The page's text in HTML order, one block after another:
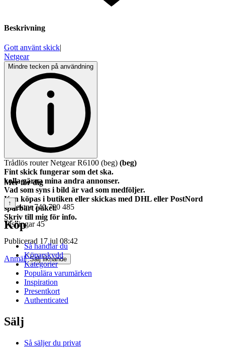
Beskrivning
Gott använt skick|
Netgear
Mindre tecken på användning
Trådlös router Netgear R6100 (beg) (beg)
Fint skick fungerar som det ska.
kolla gärna mina andra annonser.
Vad som syns i bild är vad som medföljer.
Kan köpas i butiken eller skickas med DHL eller PostNord
spårbart paket.
Skriv till mig för info.
Objektnr 740 790 485
Visningar 45
Publicerad 17 jul 08:42
Anmäl Sälj liknande
Mer för dig
↑
Köp
Så handlar du
Köparskydd
Kategorier
Populära varumärken
Inspiration
Presentkort
Authenticated
Sälj
Så säljer du privat